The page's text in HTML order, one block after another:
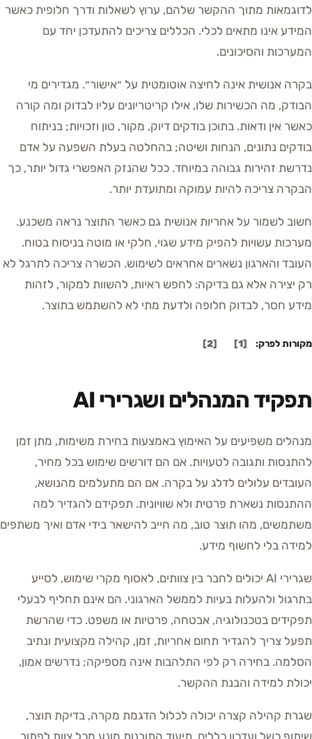
לדוגמאות מתוך ההקשר שלהם, ערוץ לשאלות ודרך חלופית כאשר
המידע אינו מתאים לכלי. הכללים צריכים להתעדכן יחד עם
המערכות והסיכונים.
בקרה אנושית אינה לחיצה אוטומטית על ״אישור״. מגדירים מי
הבודק, מה הכשירות שלו, אילו קריטריונים עליו לבדוק ומה קורה
כאשר אין ודאות. בתוכן בודקים דיוק, מקור, טון וזכויות; בניתוח
בודקים נתונים, הנחות ושיטה; בהחלטה בעלת השפעה על אדם
נדרשת זהירות גבוהה במיוחד. ככל שהנזק האפשרי גדול יותר, כך
הבקרה צריכה להיות עמוקה ומתועדת יותר.
חשוב לשמור על אחריות אנושית גם כאשר התוצר נראה משכנע.
מערכות עשויות להפיק מידע שגוי, חלקי או מוטה בניסוח בטוח.
העובד והארגון נשארים אחראים לשימוש. הכשרה צריכה לתרגל לא
רק יצירה אלא גם בדיקה: לחפש ראיות, להשוות למקור, לזהות
מידע חסר, לבדוק חלופה ולדעת מתי לא להשתמש בתוצר.
מקורות לפרק: [
1
]
[
2
]
תפקיד המנהלים ושגרירי AI
מנהלים משפיעים על האימוץ באמצעות בחירת משימות, מתן זמן
להתנסות ותגובה לטעויות. אם הם דורשים שימוש בכל מחיר,
העובדים עלולים לדלג על בקרה. אם הם מתעלמים מהנושא,
ההתנסות נשארת פרטית ולא שוויונית. תפקידם להגדיר למה
משתמשים, מהו תוצר טוב, מה חייב להישאר בידי אדם ואיך משתפים
למידה בלי לחשוף מידע.
שגרירי AI יכולים לחבר בין צוותים, לאסוף מקרי שימוש, לסייע
בתרגול ולהעלות בעיות לממשל הארגוני. הם אינם תחליף לבעלי
תפקידים בטכנולוגיה, אבטחה, פרטיות או משפט. כדי שהרשת
תפעל צריך להגדיר תחום אחריות, זמן, קהילה מקצועית ונתיב
הסלמה. בחירה רק לפי התלהבות אינה מספיקה; נדרשים אמון,
יכולת למידה והבנת ההקשר.
שגרת קהילה קצרה יכולה לכלול הדגמת מקרה, בדיקת תוצר,
שיתוף כשל ועדכון כללים. תיעוד התובנות מונע מכל צוות לפתור